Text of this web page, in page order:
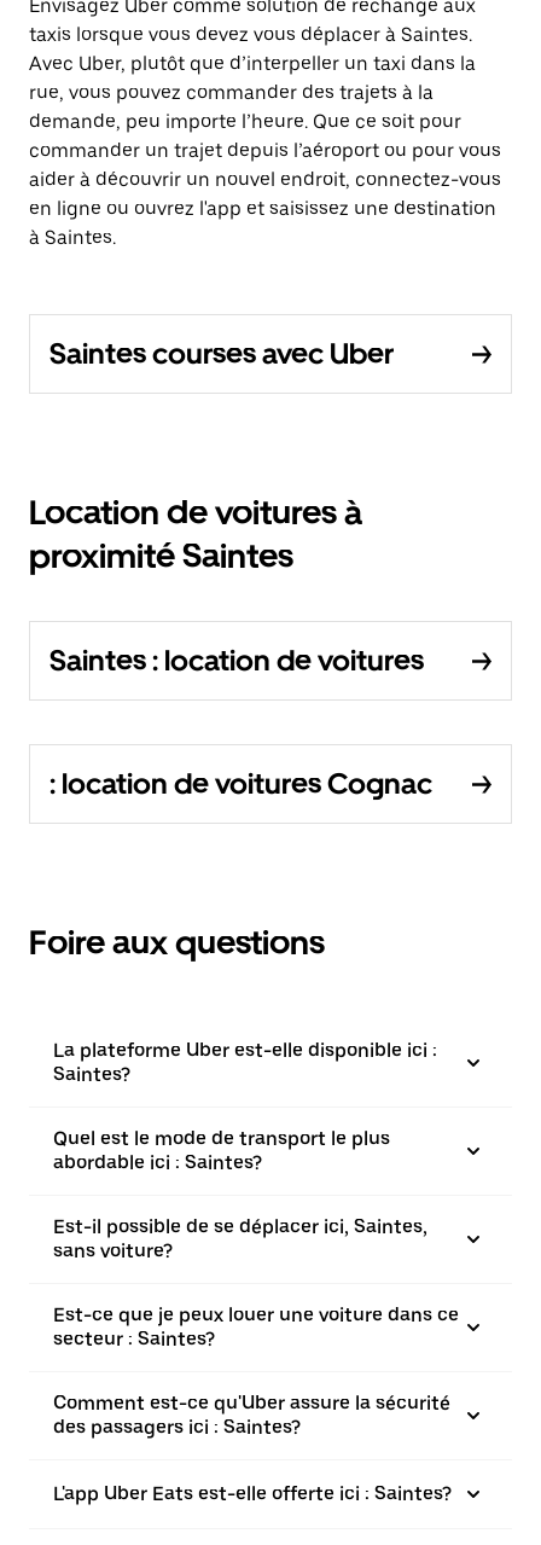
Envisagez Uber comme solution de rechange aux
taxis lorsque vous devez vous déplacer à Saintes.
Avec Uber, plutôt que d’interpeller un taxi dans la
rue, vous pouvez commander des trajets à la
demande, peu importe l’heure. Que ce soit pour
commander un trajet depuis l’aéroport ou pour vous
aider à découvrir un nouvel endroit, connectez-vous
en ligne ou ouvrez l'app et saisissez une destination
à Saintes.
Saintes courses avec Uber
Location de voitures à
proximité Saintes
Saintes : location de voitures
: location de voitures Cognac
Foire aux questions
La plateforme Uber est-elle disponible ici :
Saintes?
Quel est le mode de transport le plus
abordable ici : Saintes?
Est-il possible de se déplacer ici, Saintes,
sans voiture?
Est-ce que je peux louer une voiture dans ce
secteur : Saintes?
Comment est-ce qu'Uber assure la sécurité
des passagers ici : Saintes?
L'app Uber Eats est-elle offerte ici : Saintes?